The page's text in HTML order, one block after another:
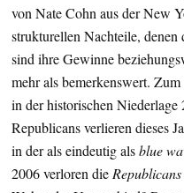
von Nate Cohn aus der New
strukturellen Nachteile, denen
sind ihre Gewinne
mehr als bemerkenswert.
in der historischen
Republicans verlieren dieses
in der als eindeutig alsblue
2006 verloren die Republicans